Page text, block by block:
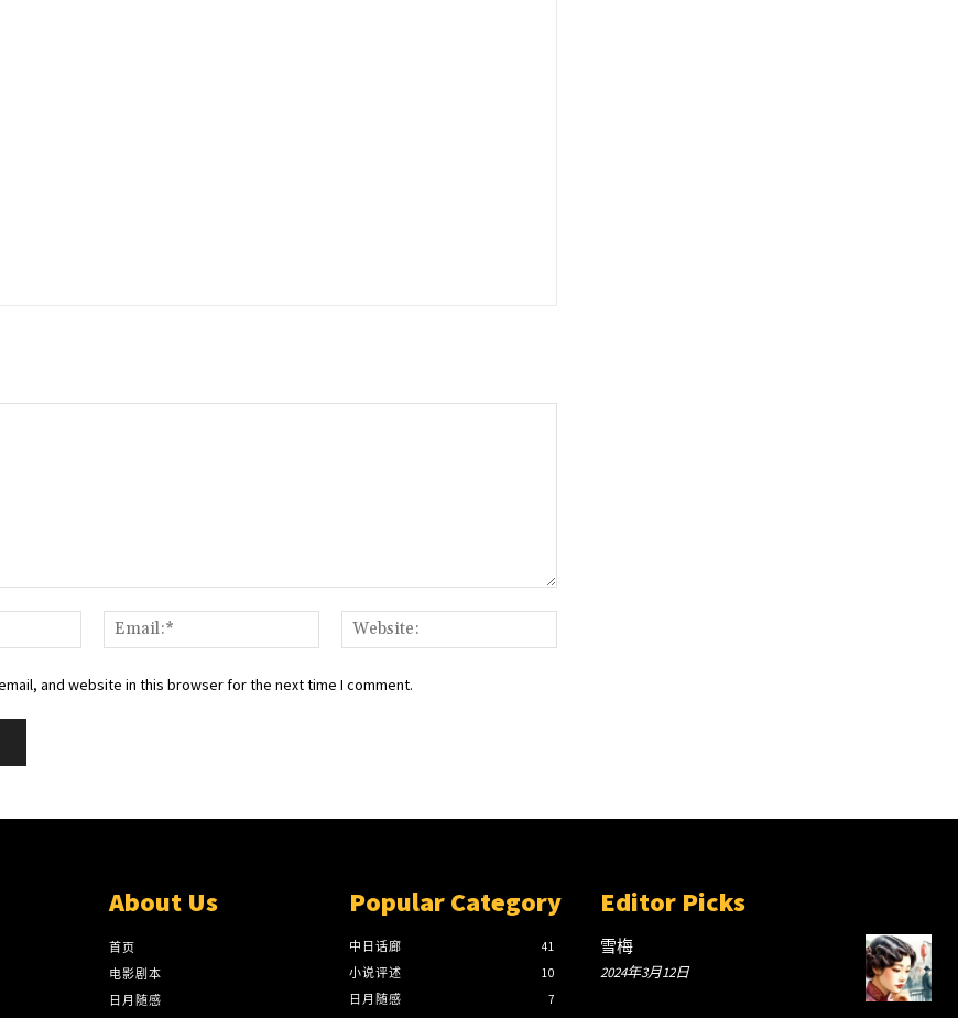
Name:*
Email:*
and website in this browser for the next time I comment.
About Us
首页
电影剧本
日月随感
Popular Category
中日话廊
41
小说评述
10
日月随感
7
Editor Picks
雪梅
2024年3月12日